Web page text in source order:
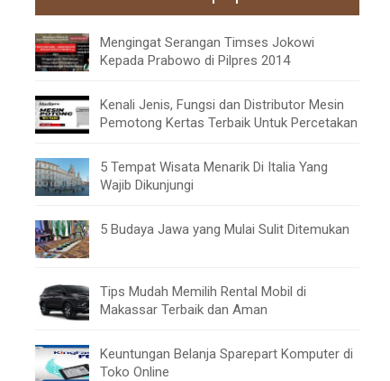
Mengingat Serangan Timses Jokowi
Kepada Prabowo di Pilpres 2014
Kenali Jenis, Fungsi dan Distributor Mesin
Pemotong Kertas Terbaik Untuk Percetakan
5 Tempat Wisata Menarik Di Italia Yang
Wajib Dikunjungi
5 Budaya Jawa yang Mulai Sulit Ditemukan
Tips Mudah Memilih Rental Mobil di
Makassar Terbaik dan Aman
Keuntungan Belanja Sparepart Komputer di
Toko Online